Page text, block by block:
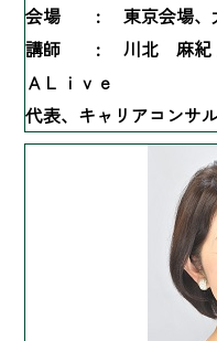
会場 :
東京会場
講師 :
川北 麻
ＡＬｉｖｅ
代表、キャリアコンサ